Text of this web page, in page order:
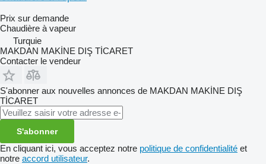
Prix sur demande
Chaudière à vapeur
Turquie
MAKDAN MAKİNE DIŞ TİCARET
Contacter le vendeur
S'abonner aux nouvelles annonces de MAKDAN MAKİNE DIŞ
TİCARET
S'abonner
En cliquant ici, vous acceptez notre politique de confidentialité et
notre accord utilisateur.